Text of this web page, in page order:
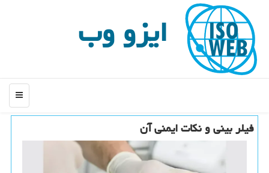
ایزو وب
منو
فیلر بینی و نکات ایمنی آن